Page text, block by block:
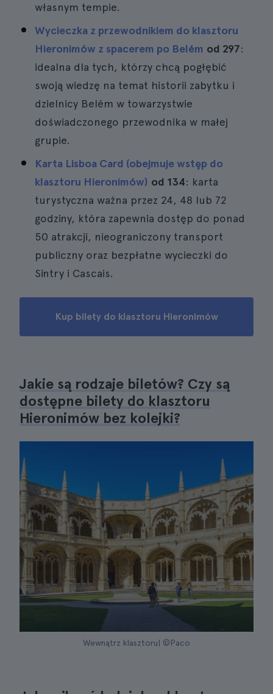
własnym tempie.
Wycieczka z przewodnikiem do klasztoru
Hieronimów z spacerem po Belém od 297:
idealna dla tych, którzy chcą pogłębić
swoją wiedzę na temat historii zabytku i
dzielnicy Belém w towarzystwie
doświadczonego przewodnika w małej
grupie.
Karta Lisboa Card (obejmuje wstęp do
klasztoru Hieronimów) od 134: karta
turystyczna ważna przez 24, 48 lub 72
godziny, która zapewnia dostęp do ponad
50 atrakcji, nieograniczony transport
publiczny oraz bezpłatne wycieczki do
Sintry i Cascais.
Kup bilety do klasztoru Hieronimów
Jakie są rodzaje biletów? Czy są
dostępne bilety do klasztoru
Hieronimów bez kolejki?
Wewnątrz klasztoru| ©Paco